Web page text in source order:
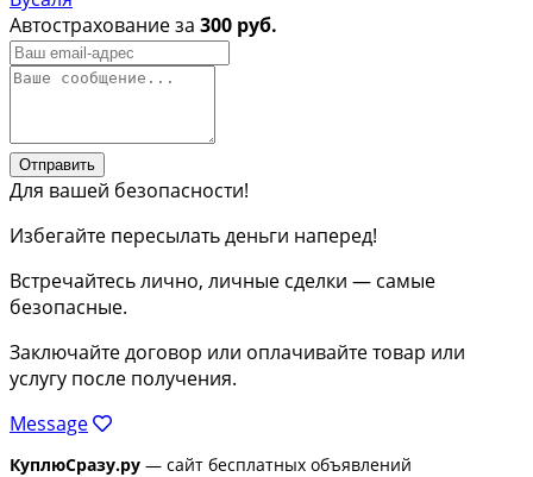
Автострахование за 300 руб.
Отправить
Для вашей безопасности!
Избегайте пересылать деньги наперед!
Встречайтесь лично, личные сделки — самые
безопасные.
Заключайте договор или оплачивайте товар или
услугу после получения.
Message
КуплюСразу.ру — сайт бесплатных объявлений